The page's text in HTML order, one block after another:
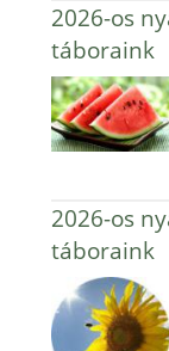
2026-os
táboraink
2026-os
táboraink